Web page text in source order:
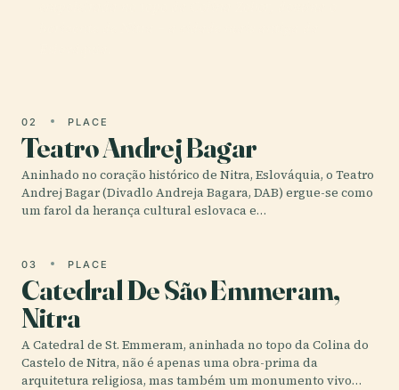
02 PLACE
Teatro Andrej Bagar
Aninhado no coração histórico de Nitra, Eslováquia, o Teatro
Andrej Bagar (Divadlo Andreja Bagara, DAB) ergue-se como
um farol da herança cultural eslovaca e…
03 PLACE
Catedral De São Emmeram,
Nitra
A Catedral de St. Emmeram, aninhada no topo da Colina do
Castelo de Nitra, não é apenas uma obra-prima da
arquitetura religiosa, mas também um monumento vivo…